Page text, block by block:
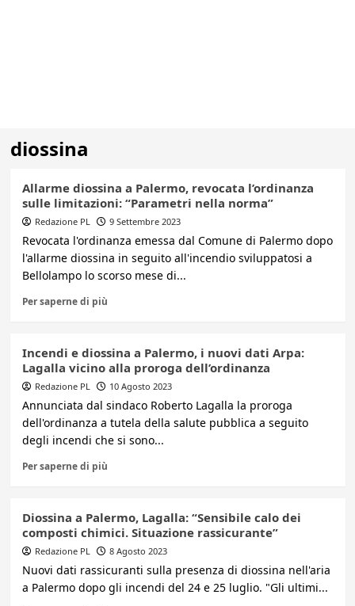
diossina
Allarme diossina a Palermo, revocata l’ordinanza
sulle limitazioni: “Parametri nella norma”
Redazione PL 9 Settembre 2023
Revocata l'ordinanza emessa dal Comune di Palermo dopo
l'allarme diossina in seguito all'incendio sviluppatosi a
Bellolampo lo scorso mese di...
Per saperne di più
Incendi e diossina a Palermo, i nuovi dati Arpa:
Lagalla vicino alla proroga dell’ordinanza
Redazione PL 10 Agosto 2023
Annunciata dal sindaco Roberto Lagalla la proroga
dell'ordinanza a tutela della salute pubblica a seguito
degli incendi che si sono...
Per saperne di più
Diossina a Palermo, Lagalla: “Sensibile calo dei
composti chimici. Situazione rassicurante”
Redazione PL 8 Agosto 2023
Nuovi dati rassicuranti sulla presenza di diossina nell'aria
a Palermo dopo gli incendi del 24 e 25 luglio. "Gli ultimi...